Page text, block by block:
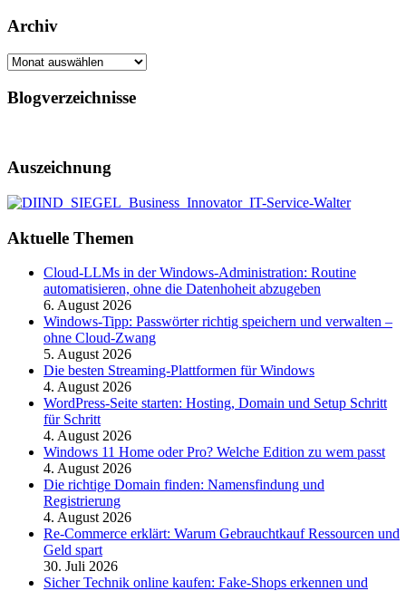
Archiv
Archiv
Blogverzeichnisse
Auszeichnung
Aktuelle Themen
Cloud-LLMs in der Windows-Administration: Routine
automatisieren, ohne die Datenhoheit abzugeben
6. August 2026
Windows-Tipp: Passwörter richtig speichern und verwalten –
ohne Cloud-Zwang
5. August 2026
Die besten Streaming-Plattformen für Windows
4. August 2026
WordPress-Seite starten: Hosting, Domain und Setup Schritt
für Schritt
4. August 2026
Windows 11 Home oder Pro? Welche Edition zu wem passt
4. August 2026
Die richtige Domain finden: Namensfindung und
Registrierung
4. August 2026
Re-Commerce erklärt: Warum Gebrauchtkauf Ressourcen und
Geld spart
30. Juli 2026
Sicher Technik online kaufen: Fake-Shops erkennen und